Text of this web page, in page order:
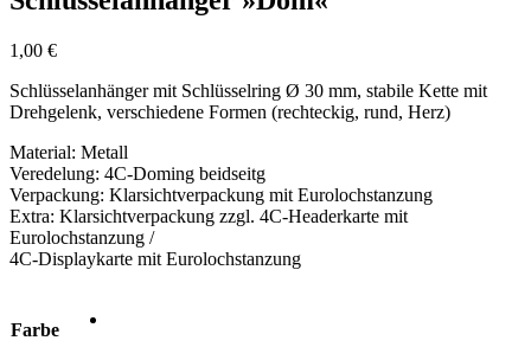
1,00 €
Schlüsselanhänger mit Schlüsselring Ø 30 mm, stabile Kette mit
Drehgelenk, verschiedene Formen (rechteckig, rund, Herz)
Material: Metall
Veredelung: 4C-Doming beidseitg
Verpackung: Klarsichtverpackung mit Eurolochstanzung
Extra: Klarsichtverpackung zzgl. 4C-Headerkarte mit
Eurolochstanzung /
4C-Displaykarte mit Eurolochstanzung
Farbe